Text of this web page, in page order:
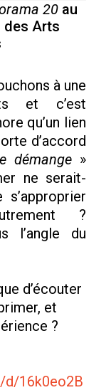
20au
des Arts
à une
et c’est
qu’un lien
d’accord
démange »
ne serait-
?
l’angle du
d’écouter
et
?
16k0eo2B